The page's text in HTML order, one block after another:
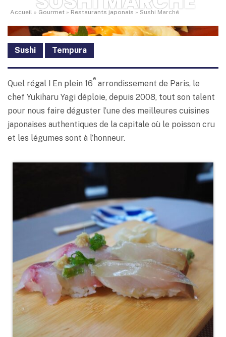
Accueil » Gourmet » Restaurants japonais » Sushi Marché
Sushi Tempura
Quel régal ! En plein 16
e
arrondissement de Paris, le
chef Yukiharu Yagi déploie, depuis 2008, tout son talent
pour nous faire déguster l’une des meilleures cuisines
japonaises authentiques de la capitale où le poisson cru
et les légumes sont à l’honneur.